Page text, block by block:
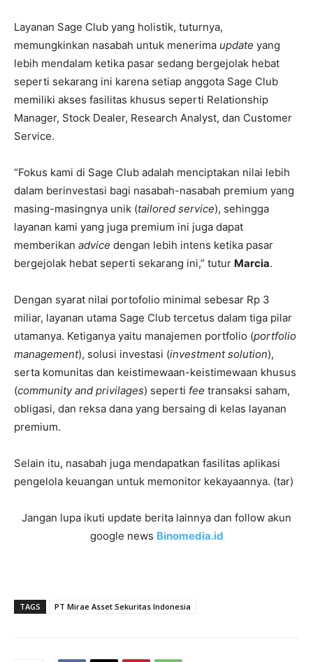
Layanan Sage Club yang holistik, tuturnya,
memungkinkan nasabah untuk menerima update yang
lebih mendalam ketika pasar sedang bergejolak hebat
seperti sekarang ini karena setiap anggota Sage Club
memiliki akses fasilitas khusus seperti Relationship
Manager, Stock Dealer, Research Analyst, dan Customer
Service.
“Fokus kami di Sage Club adalah menciptakan nilai lebih
dalam berinvestasi bagi nasabah-nasabah premium yang
masing-masingnya unik (tailored service), sehingga
layanan kami yang juga premium ini juga dapat
memberikan advice dengan lebih intens ketika pasar
bergejolak hebat seperti sekarang ini,” tutur Marcia.
Dengan syarat nilai portofolio minimal sebesar Rp 3
miliar, layanan utama Sage Club tercetus dalam tiga pilar
utamanya. Ketiganya yaitu manajemen portfolio (portfolio
management), solusi investasi (investment solution),
serta komunitas dan keistimewaan-keistimewaan khusus
(community and privilages) seperti fee transaksi saham,
obligasi, dan reksa dana yang bersaing di kelas layanan
premium.
Selain itu, nasabah juga mendapatkan fasilitas aplikasi
pengelola keuangan untuk memonitor kekayaannya. (tar)
Jangan lupa ikuti update berita lainnya dan follow akun
google news Binomedia.id
TAGS PT Mirae Asset Sekuritas Indonesia